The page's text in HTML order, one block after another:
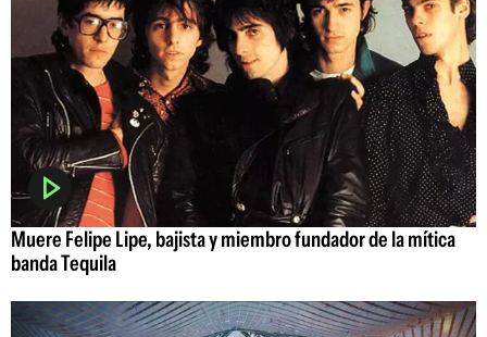
Muere Felipe Lipe, bajista y miembro fundador de la mítica
banda Tequila